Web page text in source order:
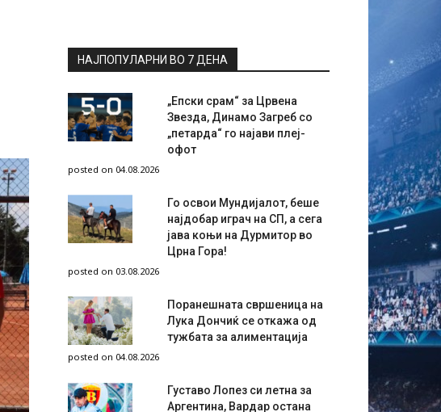
НАЈПОПУЛАРНИ ВО 7 ДЕНА
„Епски срам“ за Црвена
Звезда, Динамо Загреб со
„петарда“ го најави плеј-
офот
posted on 04.08.2026
Го освои Мундијалот, беше
најдобар играч на СП, а сега
јава коњи на Дурмитор во
Црна Гора!
posted on 03.08.2026
Поранешната свршеница на
Лука Дончиќ се откажа од
тужбата за алиментација
posted on 04.08.2026
Густаво Лопез си летна за
Аргентина, Вардар остана